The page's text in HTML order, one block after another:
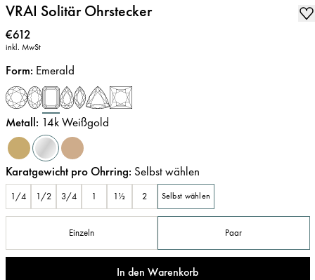
VRAI Solitär Ohrstecker
Preis:
€612
inkl. MwSt
Form: Emerald
Metall: 14k Weißgold
Karatgewicht pro Ohrring: Selbst wählen
1/4 1/2 3/4 1 1½ 2 Selbst wählen
Einzeln Paar
In den Warenkorb